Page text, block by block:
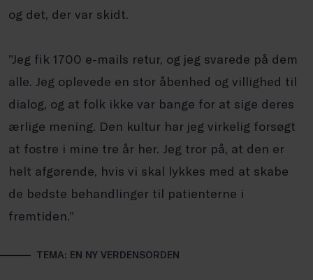
og det, der var skidt.
”Jeg fik 1700 e-mails retur, og jeg svarede på dem
alle. Jeg oplevede en stor åbenhed og villighed til
dialog, og at folk ikke var bange for at sige deres
ærlige mening. Den kultur har jeg virkelig forsøgt
at fostre i mine tre år her. Jeg tror på, at den er
helt afgørende, hvis vi skal lykkes med at skabe
de bedste behandlinger til patienterne i
fremtiden.”
TEMA: EN NY VERDENSORDEN